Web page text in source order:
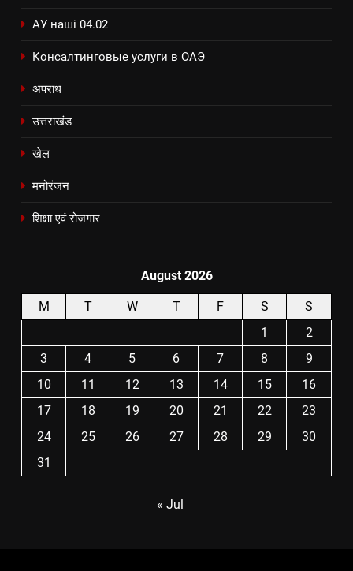
АУ наші 04.02
Консалтинговые услуги в ОАЭ
अपराध
उत्तराखंड
खेल
मनोरंजन
शिक्षा एवं रोजगार
August 2026
M T W T F S
S
1
2
3
4 5 6 7 8
9
10
11 12 13 14 15
16
17
18 19 20 21 22
23
24
25 26 27 28 29
30
31
« Jul